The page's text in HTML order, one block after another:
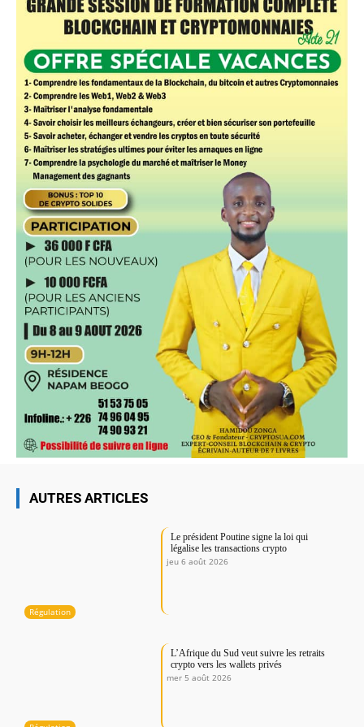
AUTRES ARTICLES
Régulation
Le président Poutine signe la loi qui
légalise les transactions crypto
jeu 6 août 2026
L’Afrique du Sud veut suivre les retraits
crypto vers les wallets privés
mer 5 août 2026